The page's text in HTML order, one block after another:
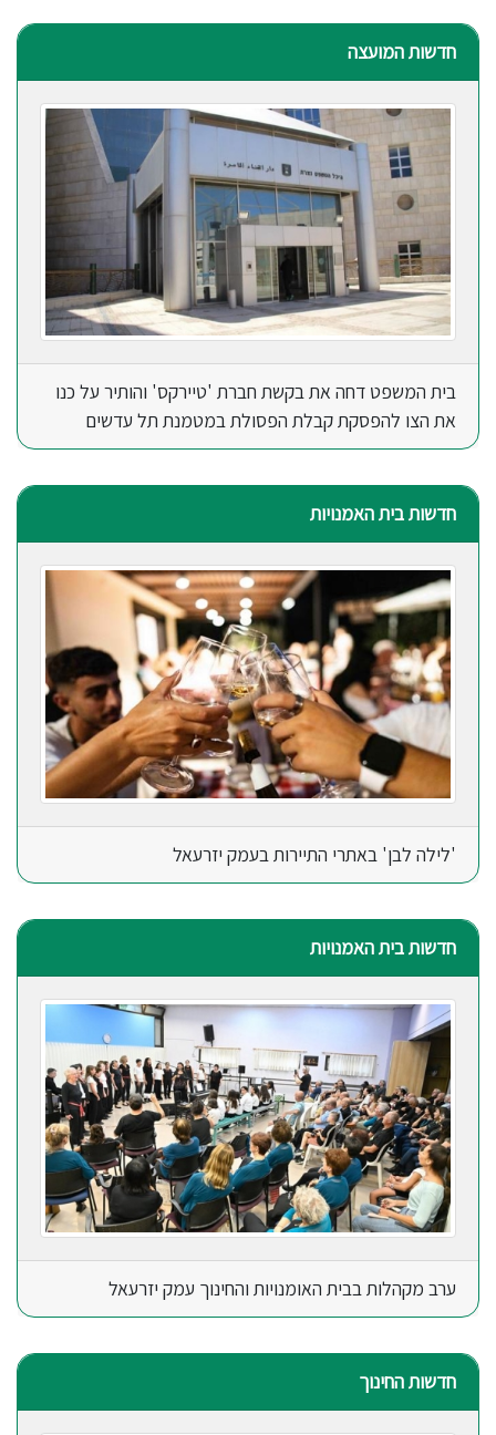
חדשות המועצה
בית המשפט דחה את בקשת חברת 'טיירקס' והותיר על כנו
את הצו להפסקת קבלת הפסולת במטמנת תל עדשים
חדשות בית האמנויות
'לילה לבן' באתרי התיירות בעמק יזרעאל
חדשות בית האמנויות
ערב מקהלות בבית האומנויות והחינוך עמק יזרעאל
חדשות החינוך